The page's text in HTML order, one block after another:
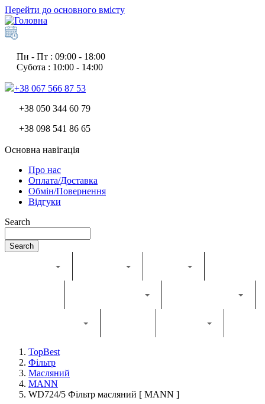
Перейти до основного вмісту
Пн - Пт : 09:00 - 18:00
Субота : 10:00 - 14:00
+38 067 566 87 53
+38 050 344 60 79
+38 098 541 86 65
Основна навігація
Про нас
Оплата/Доставка
Обмін/Повернення
Відгуки
Search
Search
TopBest
Фільтр
Масляний
MANN
WD724/5 Фільтр масляний [ MANN ]